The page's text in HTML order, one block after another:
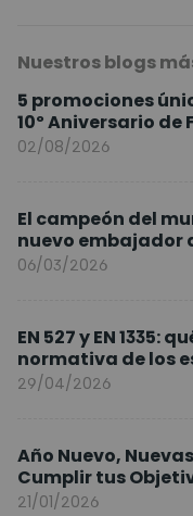
Nuestros blogs
5 promociones
10º Aniversario de
02/08/2026
El campeón del
nuevo embajador
Europa
06/03/2026
EN 527 y EN 1335:
normativa de los
y sillas
29/04/2026
Año Nuevo,
Cumplir tus
Entrenando en
21/01/2026